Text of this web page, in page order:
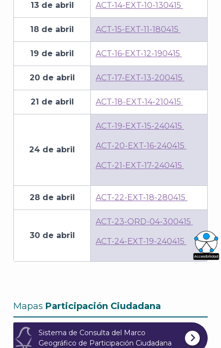
13 de abril ACT-14-EXT-10-130415
18 de abril ACT-15-EXT-11-180415
19 de abril ACT-16-EXT-12-190415
20 de abril ACT-17-EXT-13-200415
21 de abril ACT-18-EXT-14-210415
24 de abril
ACT-19-EXT-15-240415
ACT-20-EXT-16-240415
ACT-21-EXT-17-240415
28 de abril ACT-22-EXT-18-280415
30 de abril
ACT-23-ORD-04-300415
ACT-24-EXT-19-240415
Mapas Participación Ciudadana
Sistema de Consulta del Marco
Geográfico de Participación Ciudadana